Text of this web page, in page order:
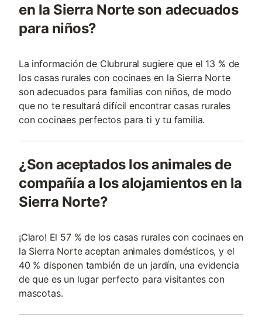
en la Sierra Norte son adecuados
para niños?
La información de Clubrural sugiere que el 13 % de
los casas rurales con cocinaes en la Sierra Norte
son adecuados para familias con niños, de modo
que no te resultará difícil encontrar casas rurales
con cocinaes perfectos para ti y tu familia.
¿Son aceptados los animales de
compañía a los alojamientos en la
Sierra Norte?
¡Claro! El 57 % de los casas rurales con cocinaes en
la Sierra Norte aceptan animales domésticos, y el
40 % disponen también de un jardín, una evidencia
de que es un lugar perfecto para visitantes con
mascotas.